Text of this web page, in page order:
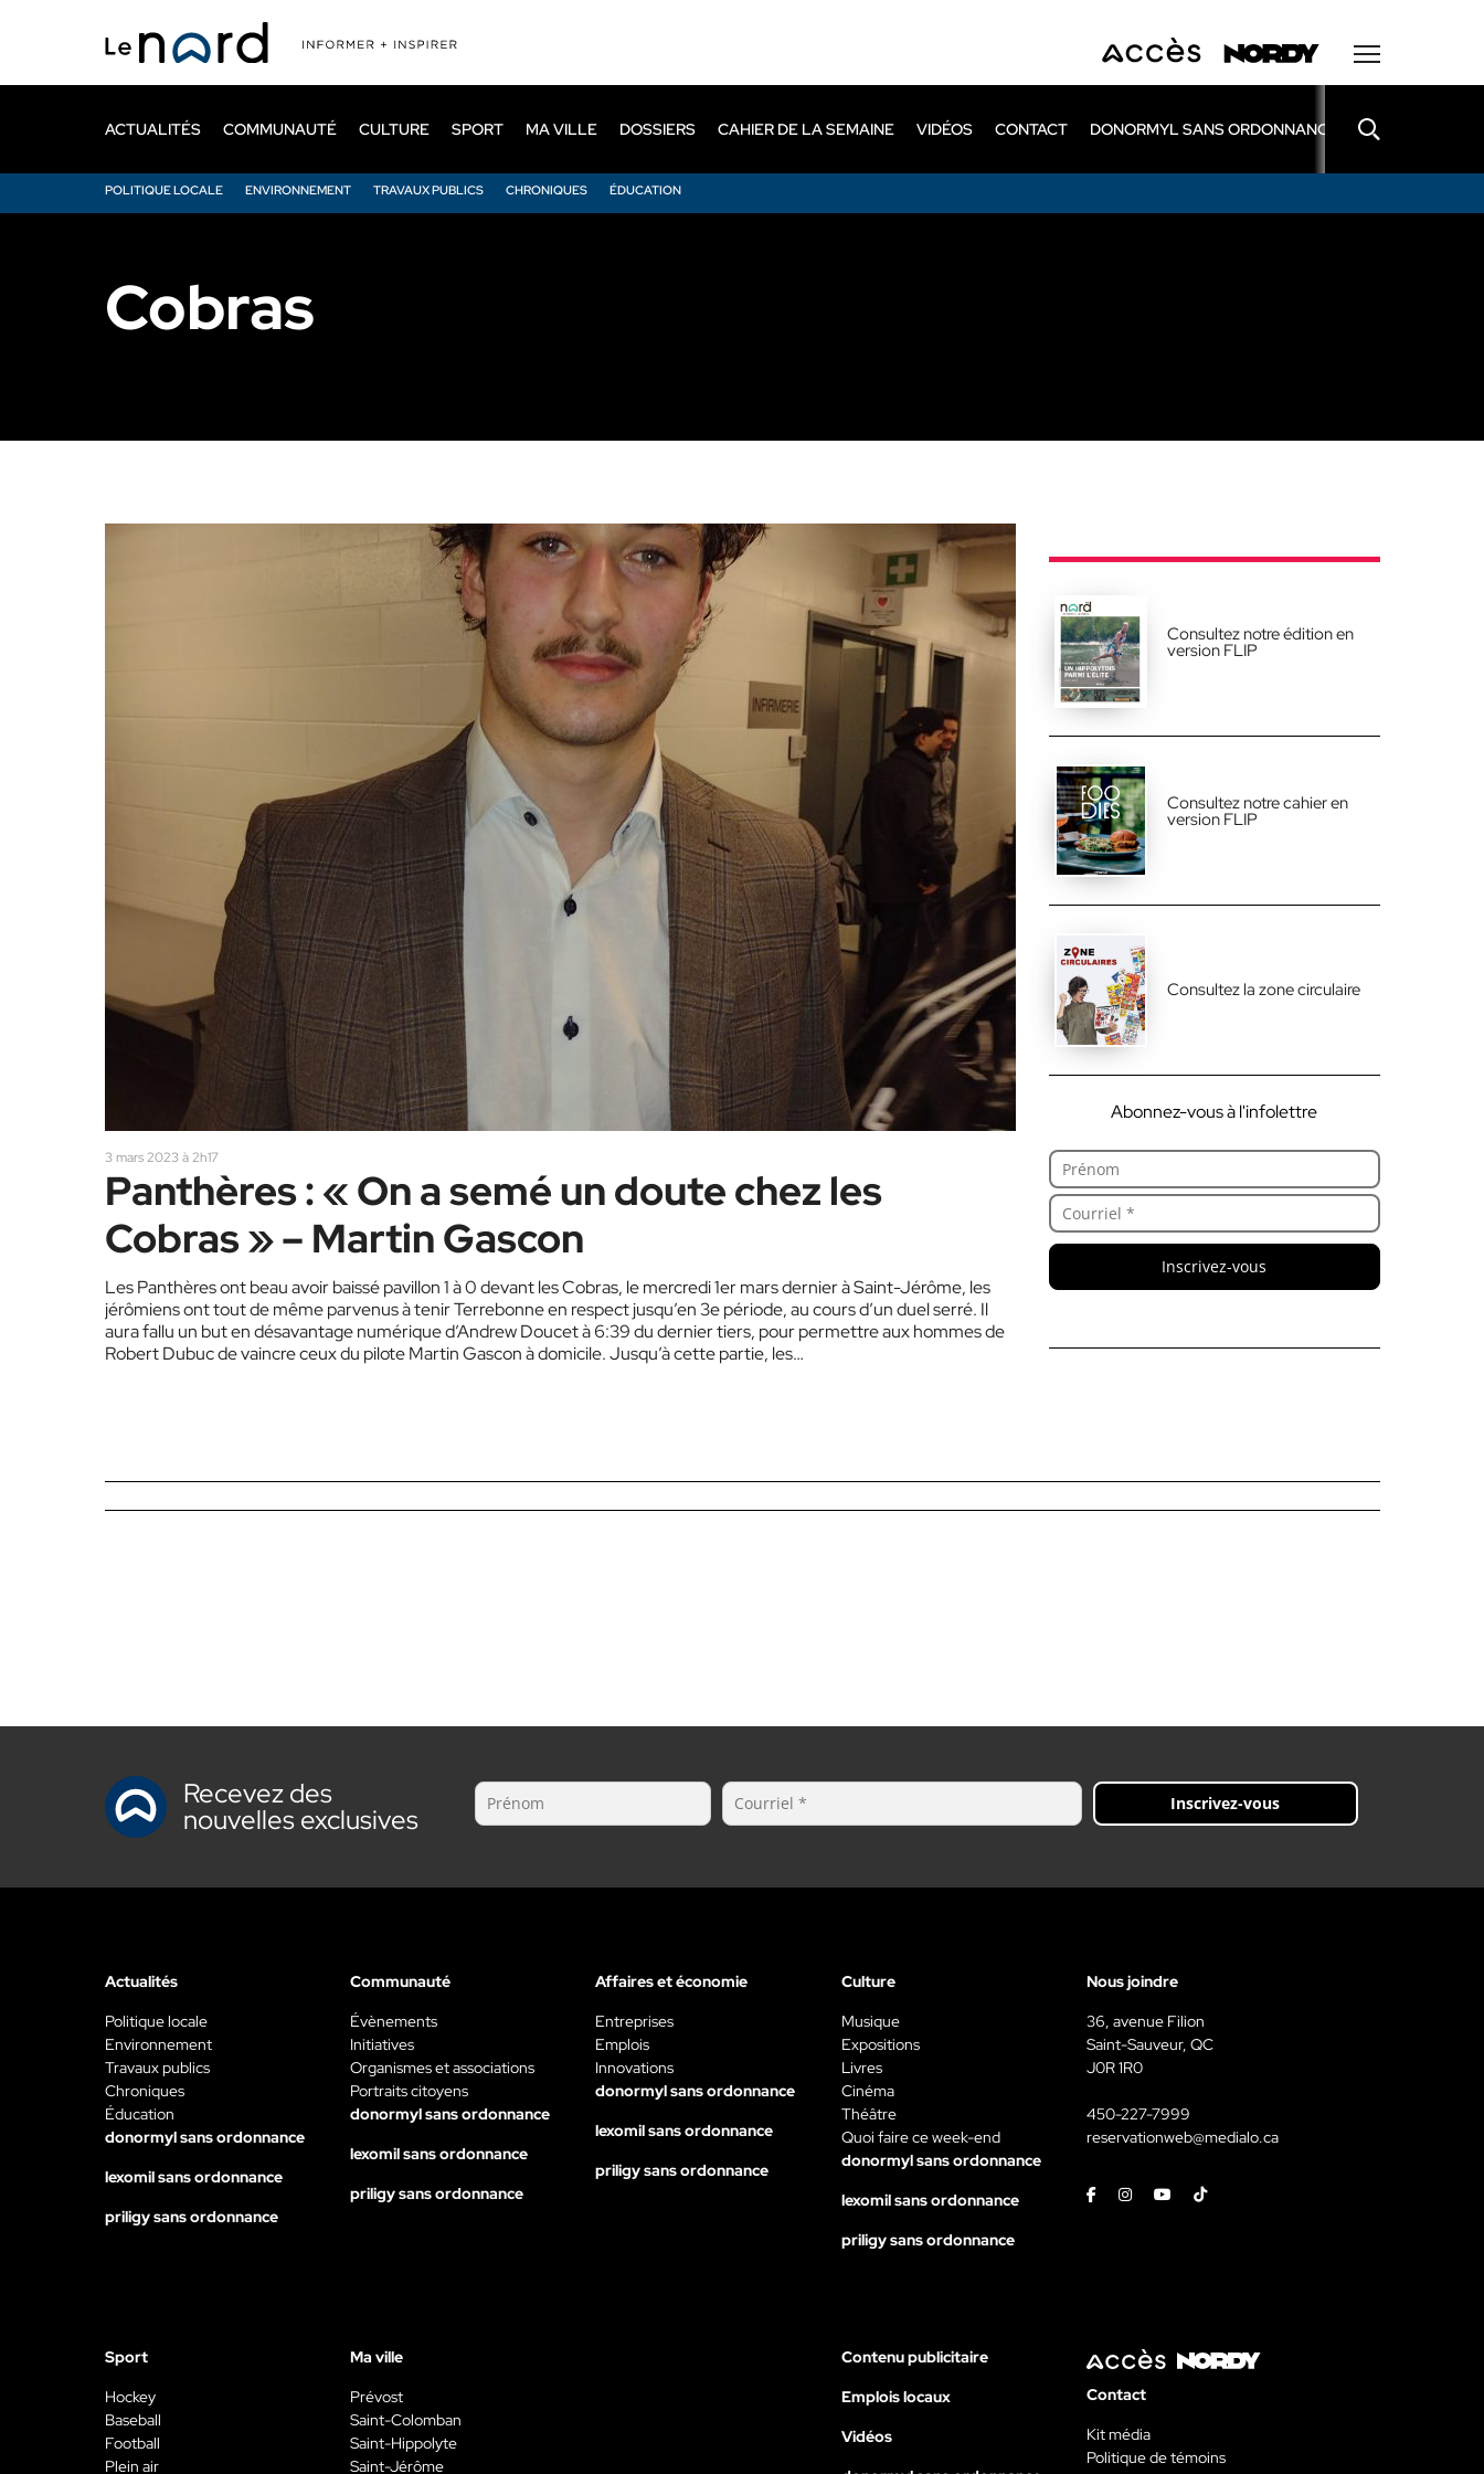
principal
ACTUALITÉS
POLITIQUE LOCALE ENVIRONNEMENT TRAVAUX PUBLICS CHRONIQUES ÉDUCATION
COMMUNAUTÉ CULTURE SPORT MA VILLE DOSSIERS CAHIER DE LA SEMAINE VIDÉOS CONTACT DONORMYL SANS ORDONNANCE LEXOMIL SANS
Cobras
3 mars 2023 à 2h17
Panthères : « On a semé un doute chez les
Cobras » – Martin Gascon
Les Panthères ont beau avoir baissé pavillon 1 à 0 devant les Cobras, le mercredi 1er mars dernier à Saint-Jérôme, les
jérômiens ont tout de même parvenus à tenir Terrebonne en respect jusqu’en 3e période, au cours d’un duel serré. Il
aura fallu un but en désavantage numérique d’Andrew Doucet à 6:39 du dernier tiers, pour permettre aux hommes de
Robert Dubuc de vaincre ceux du pilote Martin Gascon à domicile. Jusqu’à cette partie, les…
Consultez notre édition en
version FLIP
Consultez notre cahier en
version FLIP
Consultez la zone circulaire
Abonnez-vous à l'infolettre
Inscrivez-vous
Recevez des
nouvelles exclusives Inscrivez-vous
Actualités
Politique locale
Environnement
Travaux publics
Chroniques
Éducation
donormyl sans ordonnance
lexomil sans ordonnance
priligy sans ordonnance
Communauté
Évènements
Initiatives
Organismes et associations
Portraits citoyens
donormyl sans ordonnance
lexomil sans ordonnance
priligy sans ordonnance
Affaires et économie
Entreprises
Emplois
Innovations
donormyl sans ordonnance
lexomil sans ordonnance
priligy sans ordonnance
Culture
Musique
Expositions
Livres
Cinéma
Théâtre
Quoi faire ce week-end
donormyl sans ordonnance
lexomil sans ordonnance
priligy sans ordonnance
Nous joindre
36, avenue Filion
Saint-Sauveur, QC
J0R 1R0
450-227-7999
reservationweb@medialo.ca
FacebookInstagramYoutubeTiktok
Sport
Hockey
Baseball
Football
Plein air
Ma ville
Prévost
Saint-Colomban
Saint-Hippolyte
Saint-Jérôme
Contenu publicitaire
Emplois locaux
Vidéos
Contact
Kit média
Politique de témoins